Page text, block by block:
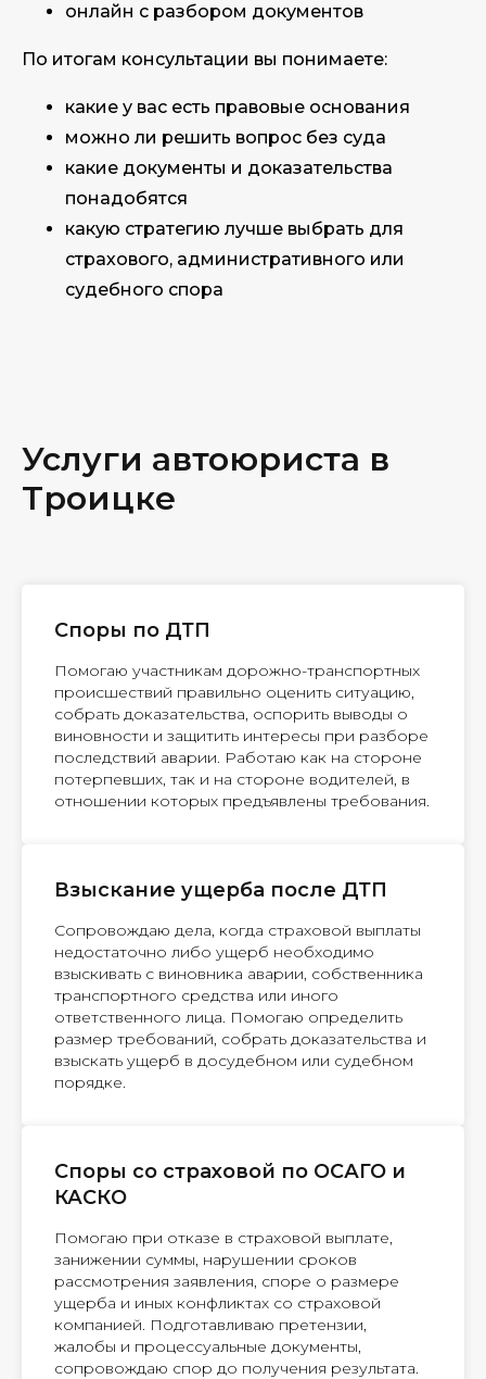
онлайн с разбором документов
По итогам консультации вы понимаете:
какие у вас есть правовые основания
можно ли решить вопрос без суда
какие документы и доказательства
понадобятся
какую стратегию лучше выбрать для
страхового, административного или
судебного спора
Услуги автоюриста в
Троицке
Споры по ДТП
Помогаю участникам дорожно-транспортных
происшествий правильно оценить ситуацию,
собрать доказательства, оспорить выводы о
виновности и защитить интересы при разборе
последствий аварии. Работаю как на стороне
потерпевших, так и на стороне водителей, в
отношении которых предъявлены требования.
Взыскание ущерба после ДТП
Сопровождаю дела, когда страховой выплаты
недостаточно либо ущерб необходимо
взыскивать с виновника аварии, собственника
транспортного средства или иного
ответственного лица. Помогаю определить
размер требований, собрать доказательства и
взыскать ущерб в досудебном или судебном
порядке.
Споры со страховой по ОСАГО и
КАСКО
Помогаю при отказе в страховой выплате,
занижении суммы, нарушении сроков
рассмотрения заявления, споре о размере
ущерба и иных конфликтах со страховой
компанией. Подготавливаю претензии,
жалобы и процессуальные документы,
сопровождаю спор до получения результата.